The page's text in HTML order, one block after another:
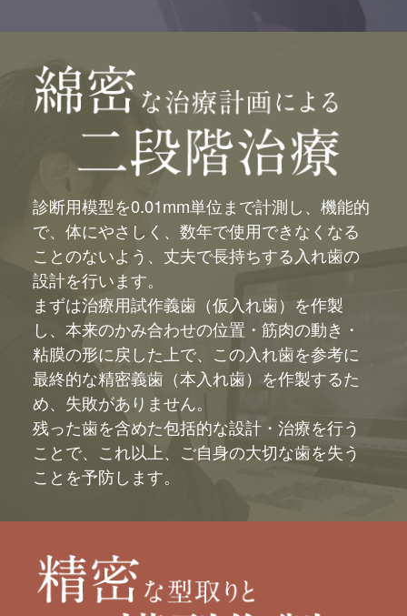
診断用模型を0.01mm単位まで計測し、機能的
で、体にやさしく、数年で使用できなくなる
ことのないよう、丈夫で長持ちする入れ歯の
設計を行います。
まずは治療用試作義歯（仮入れ歯）を作製
し、本来のかみ合わせの位置・筋肉の動き・
粘膜の形に戻した上で、この入れ歯を参考に
最終的な精密義歯（本入れ歯）を作製するた
め、失敗がありません。
残った歯を含めた包括的な設計・治療を行う
ことで、これ以上、ご自身の大切な歯を失う
ことを予防します。